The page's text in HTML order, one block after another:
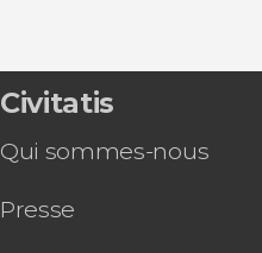
Civitatis
Qui sommes-nous
Presse